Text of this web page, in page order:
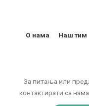
За питања или
контактирати са
О нама Наш тим